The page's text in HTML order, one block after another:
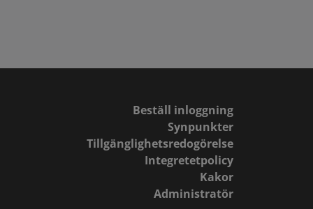
Beställ inloggning
Synpunkter
Tillgänglighetsredogörelse
Integretetpolicy
Kakor
Administratör